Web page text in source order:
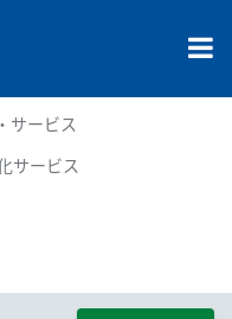
サービス
サービス